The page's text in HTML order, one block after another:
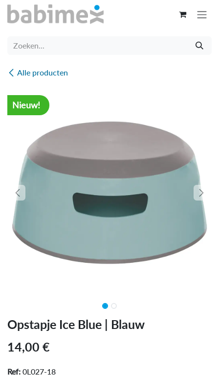
Overslaan naar inhoud
Alle producten
Nieuw!
Opstapje Ice Blue | Blauw
14,00 €
Ref: 0L027-18